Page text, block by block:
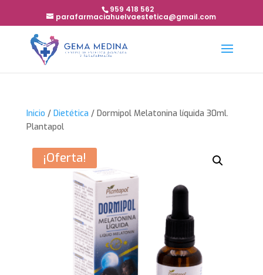
959 418 562
parafarmaciahuelvaestetica@gmail.com
Inicio / Dietética / Dormipol Melatonina líquida 30ml.
Plantapol
¡Oferta!